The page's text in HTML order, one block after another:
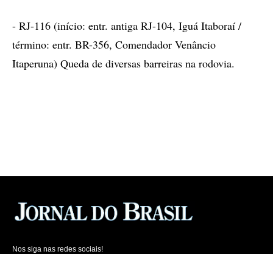
- RJ-116 (início: entr. antiga RJ-104, Iguá Itaboraí /
término: entr. BR-356, Comendador Venâncio
Itaperuna) Queda de diversas barreiras na rodovia.
Nos siga nas redes sociais!